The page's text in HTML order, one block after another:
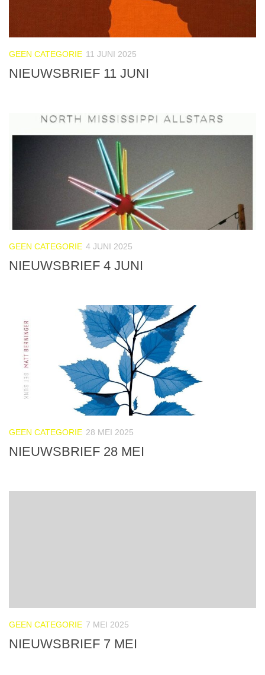
GEEN CATEGORIE 11 JUNI 2025
NIEUWSBRIEF 11 JUNI
GEEN CATEGORIE 4 JUNI 2025
NIEUWSBRIEF 4 JUNI
GEEN CATEGORIE 28 MEI 2025
NIEUWSBRIEF 28 MEI
GEEN CATEGORIE 7 MEI 2025
NIEUWSBRIEF 7 MEI